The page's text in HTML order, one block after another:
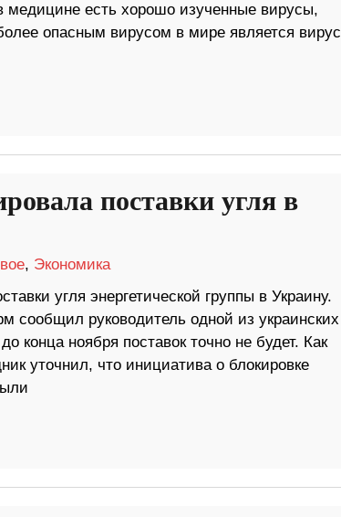
медицине есть хорошо изученные вирусы,
опасным вирусом в мире является вирус
поставки угля в
, Экономика
угля энергетической группы в Украину.
сообщил руководитель одной из украинских
конца ноября поставок точно не будет. Как
уточнил, что инициатива о блокировке